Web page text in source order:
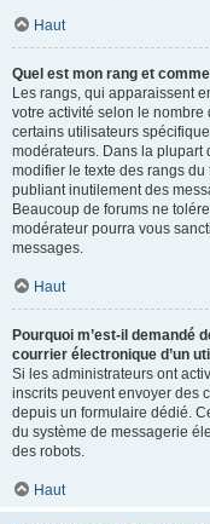
Haut
Quel est mon rang et
Les rangs, qui apparaissent
votre activité selon le
certains utilisateurs
modérateurs. Dans la plupart
modifier le texte des rangs
publiant inutilement des
Beaucoup de forums ne
modérateur pourra vous
messages.
Haut
Pourquoi m’est-il demandé
courrier électronique d’un
Si les administrateurs ont
inscrits peuvent envoyer des
depuis un formulaire dédié.
du système de messagerie
des robots.
Haut